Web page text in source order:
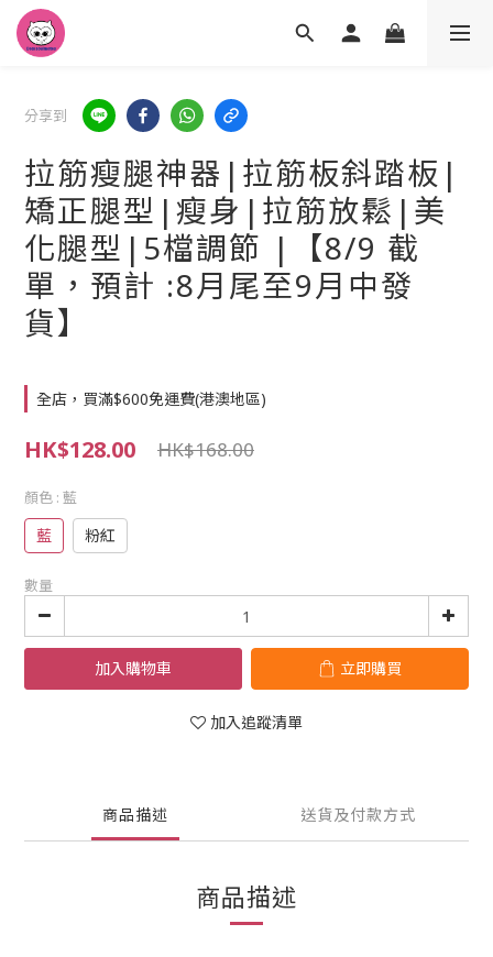
分享到
拉筋瘦腿神器|拉筋板斜踏板|
矯正腿型|瘦身|拉筋放鬆|美
化腿型|5檔調節 |【8/9 截
單，預計 :8月尾至9月中發
貨】
全店，買滿$600免運費(港澳地區)
HK$128.00 HK$168.00
顏色 : 藍
藍 粉紅
數量
加入購物車 立即購買
加入追蹤清單
商品描述 送貨及付款方式
商品描述